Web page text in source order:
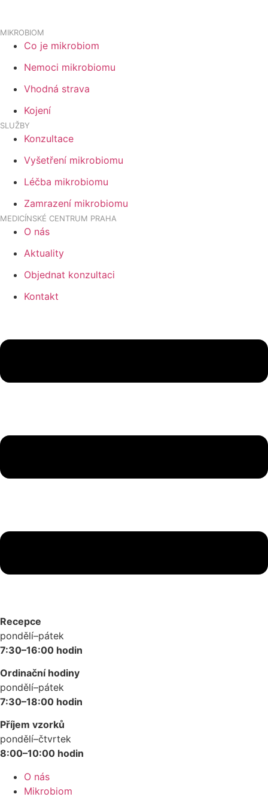
MIKROBIOM
Co je mikrobiom
Nemoci mikrobiomu
Vhodná strava
Kojení
SLUŽBY
Konzultace
Vyšetření mikrobiomu
Léčba mikrobiomu
Zamrazení mikrobiomu
MEDICÍNSKÉ CENTRUM PRAHA
O nás
Aktuality
Objednat konzultaci
Kontakt
Recepce
pondělí–pátek
7:30–16:00 hodin
Ordinační hodiny
pondělí–pátek
7:30–18:00 hodin
Příjem vzorků
pondělí–čtvrtek
8:00–10:00 hodin
O nás
Mikrobiom